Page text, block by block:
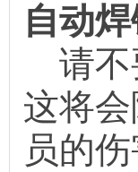
自动
请不
这将
员的